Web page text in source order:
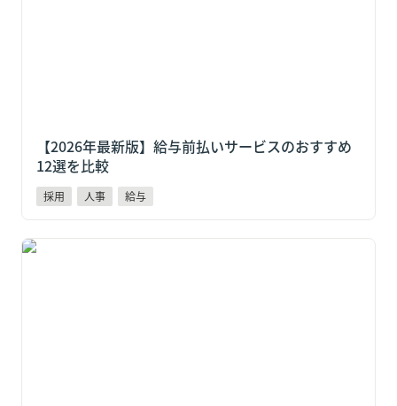
【2026年最新版】給与前払いサービスのおすすめ
12選を比較
採用 人事 給与
最低賃金が上がるほど「日払い対応」が採用の差にな